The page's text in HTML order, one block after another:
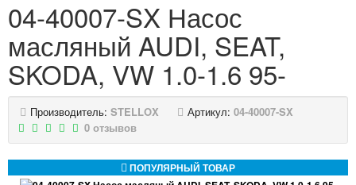
04-40007-SX Насос
масляный AUDI, SEAT,
SKODA, VW 1.0-1.6 95-
Производитель: STELLOX Артикул: 04-40007-SX
0 отзывов
ПОПУЛЯРНЫЙ ТОВАР